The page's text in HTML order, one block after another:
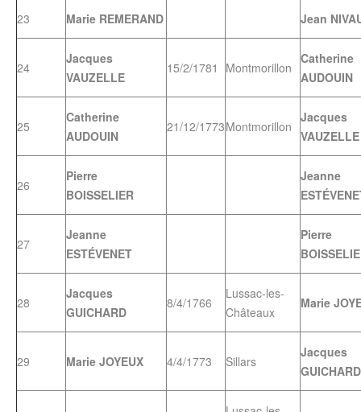
23 Marie REMERAND Jean
24
Jacques
VAUZELLE
15/2/1781 Montmorillon
Catherine
AUDOUIN
25
Catherine
AUDOUIN
21/12/1773Montmorillon
Jacques
VAUZELLE
26
Pierre
BOISSELIER
Jeanne
27
Jeanne
ESTÉVENET
Pierre
28
Jacques
GUICHARD
8/4/1766
Lussac-les-
Châteaux
Marie
29 Marie JOYEUX 4/4/1773 Sillars
Jacques
GUICHARD